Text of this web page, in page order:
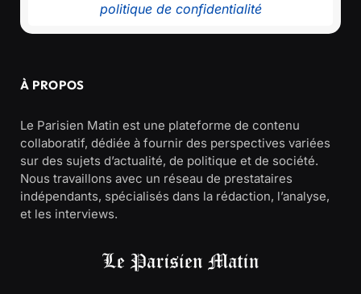
politique de confidentialité
À PROPOS
Le Parisien Matin est une plateforme de contenu
collaboratif, dédiée à fournir des perspectives variées
sur des sujets d’actualité, de politique et de société.
Nous travaillons avec un réseau de prestataires
indépendants, spécialisés dans la rédaction, l’analyse,
et les interviews.